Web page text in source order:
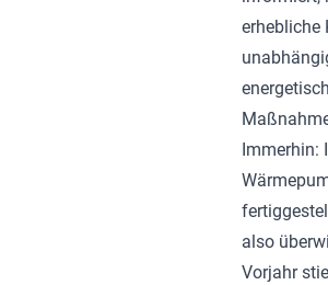
erhebliche
Immerhin:
also
Vorjahr